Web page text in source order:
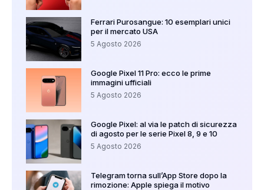
Ferrari Purosangue: 10 esemplari unici
per il mercato USA
5 Agosto 2026
Google Pixel 11 Pro: ecco le prime
immagini ufficiali
5 Agosto 2026
Google Pixel: al via le patch di sicurezza
di agosto per le serie Pixel 8, 9 e 10
5 Agosto 2026
Telegram torna sull’App Store dopo la
rimozione: Apple spiega il motivo